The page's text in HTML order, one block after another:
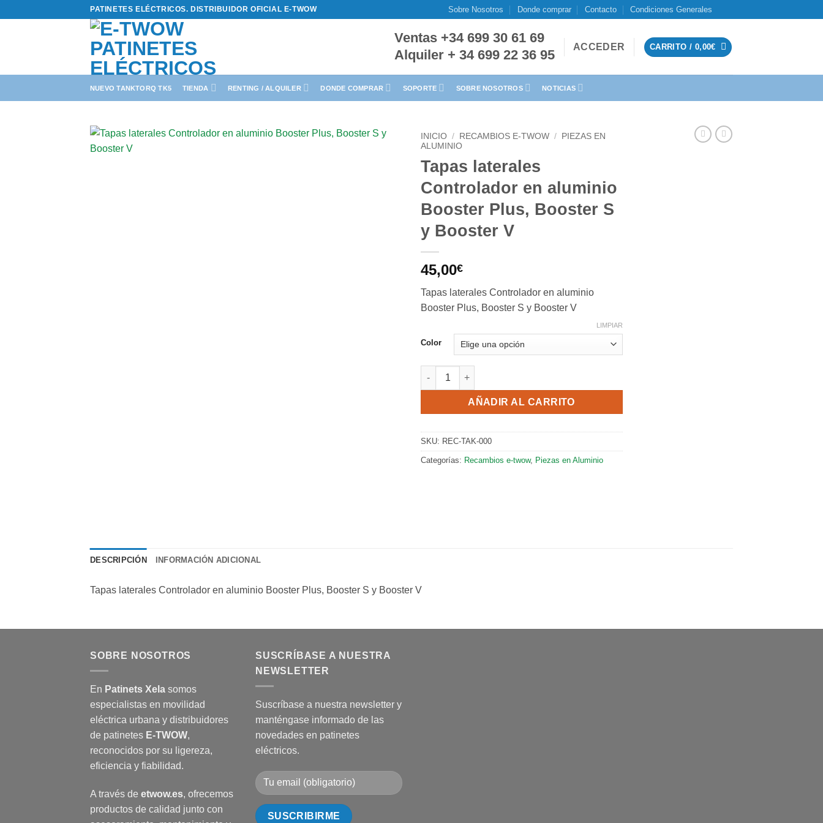
al
PATINETES ELÉCTRICOS. DISTRIBUIDOR OFICIAL E-TWOW Sobre Nosotros Donde comprar Contacto Condiciones Generales
Ventas +34 699 30 61 69
Alquiler + 34 699 22 36 95
ACCEDER CARRITO / 0,00€
NUEVO TANKTORQ TK5 TIENDA RENTING / ALQUILER DONDE COMPRAR SOPORTE SOBRE NOSOTROS NOTICIAS
INICIO / RECAMBIOS E-TWOW /
PIEZAS EN
ALUMINIO
Tapas laterales
Controlador en aluminio
Booster Plus, Booster S
y Booster V
45,00€
Tapas laterales Controlador en aluminio
Booster Plus, Booster S y Booster V
Color
LIMPIAR
Tapas laterales Controlador en aluminio Booster Plus, Booster S y Booster V cantidad
AÑADIR AL CARRITO
SKU: REC-TAK-000
Categorías: Recambios e-twow, Piezas en Aluminio
DESCRIPCIÓN INFORMACIÓN ADICIONAL
Tapas laterales Controlador en aluminio Booster Plus, Booster S y Booster V
SOBRE NOSOTROS
En Patinets Xela somos
especialistas en movilidad
eléctrica urbana y distribuidores
de patinetes E-TWOW,
reconocidos por su ligereza,
eficiencia y fiabilidad.
A través de etwow.es, ofrecemos
productos de calidad junto con
SUSCRÍBASE A NUESTRA
NEWSLETTER
Suscríbase a nuestra newsletter y
manténgase informado de las
novedades en patinetes
eléctricos.